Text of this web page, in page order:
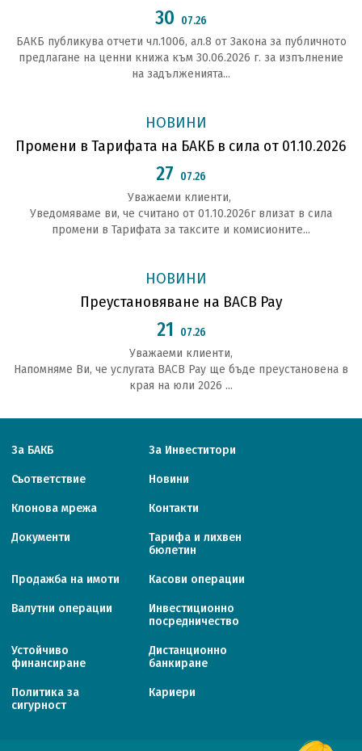
30 07.26
БАКБ публикува отчети чл.1006, ал.8 от Закона за публичното
предлагане на ценни книжа към 30.06.2026 г. за изпълнение
на задълженията...
НОВИНИ
Промени в Тарифата на БАКБ в сила от 01.10.2026
27 07.26
Уважаеми клиенти,
Уведомяваме ви, че считано от 01.10.2026г влизат в сила
промени в Тарифата за таксите и комисионите...
НОВИНИ
Преустановяване на BACB Pay
21 07.26
Уважаеми клиенти,
Напомняме Ви, че услугата BACB Pay ще бъде преустановена в
края на юли 2026 ...
За БАКБ За Инвеститори
Съответствие Новини
Клонова мрежа Контакти
Документи
Тарифa и лихвен
бюлетин
Продажба на имоти Касови операции
Валутни операции
Инвестиционно
посредничество
Устойчиво
финансиране
Дистанционно
банкиране
Политика за
сигурност
Кариери